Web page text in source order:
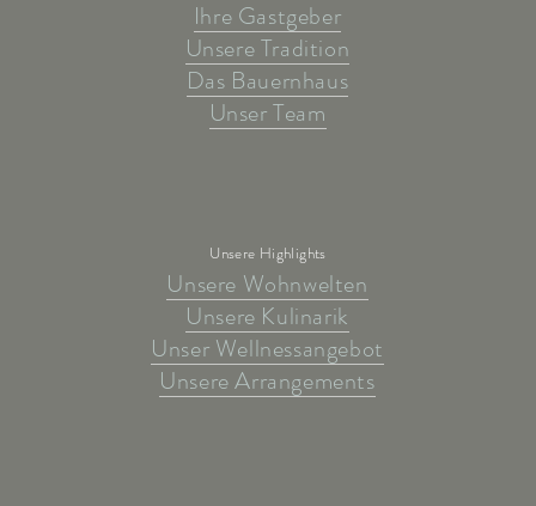
Ihre Gastgeber
Unsere Tradition
Das Bauernhaus
Unser Team
Unsere Highlights
Unsere Wohnwelten
Unsere Kulinarik
Unser Wellnessangebot
Unsere Arrangements